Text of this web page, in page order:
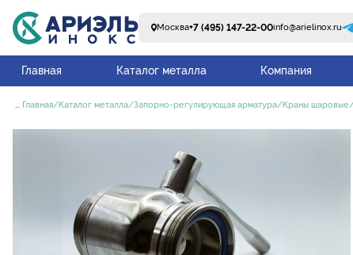
Москва+7 (495) 147-22-00info@arielinox.ru
Главная Каталог металла Компания
... Главная Каталог металла Запорно-регулирующая арматура Краны шаровые